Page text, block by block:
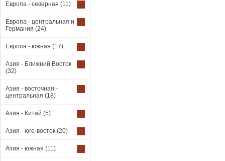
Европа - северная (11)
Европа - центральная и
Германия (24)
Европа - южная (17)
Азия - Ближний Восток
(32)
Азия - восточная -
центральная (18)
Азия - Китай (5)
Азия - юго-восток (20)
Азия - южная (11)